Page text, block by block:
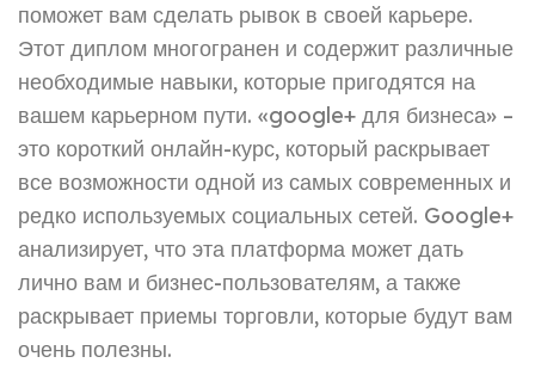
поможет вам сделать рывок в своей карьере.
Этот диплом многогранен и содержит различные
необходимые навыки, которые пригодятся на
вашем карьерном пути. «google+ для бизнеса» –
это короткий онлайн-курс, который раскрывает
все возможности одной из самых современных и
редко используемых социальных сетей. Google+
анализирует, что эта платформа может дать
лично вам и бизнес-пользователям, а также
раскрывает приемы торговли, которые будут вам
очень полезны.